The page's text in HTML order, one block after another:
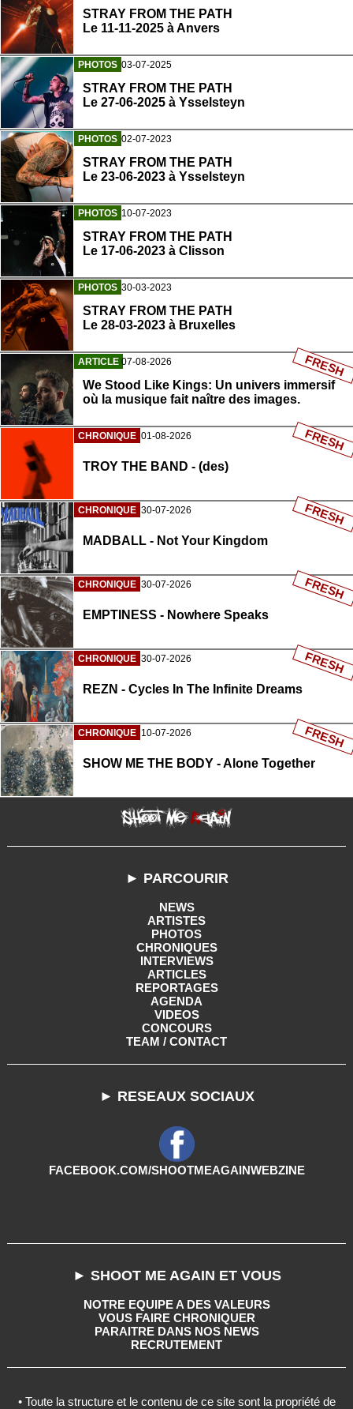
STRAY FROM THE PATH
Le 11-11-2025 à Anvers
PHOTOS 03-07-2025
STRAY FROM THE PATH
Le 27-06-2025 à Ysselsteyn
PHOTOS 02-07-2023
STRAY FROM THE PATH
Le 23-06-2023 à Ysselsteyn
PHOTOS 10-07-2023
STRAY FROM THE PATH
Le 17-06-2023 à Clisson
PHOTOS 30-03-2023
STRAY FROM THE PATH
Le 28-03-2023 à Bruxelles
ARTICLE 07-08-2026
We Stood Like Kings: Un univers immersif
où la musique fait naître des images.
FRESH
CHRONIQUE 01-08-2026
TROY THE BAND - (des)
FRESH
CHRONIQUE 30-07-2026
MADBALL - Not Your Kingdom
FRESH
CHRONIQUE 30-07-2026
EMPTINESS - Nowhere Speaks
FRESH
CHRONIQUE 30-07-2026
REZN - Cycles In The Infinite Dreams
FRESH
CHRONIQUE 10-07-2026
SHOW ME THE BODY - Alone Together
FRESH
► PARCOURIR
NEWS
ARTISTES
PHOTOS
CHRONIQUES
INTERVIEWS
ARTICLES
REPORTAGES
AGENDA
VIDEOS
CONCOURS
TEAM / CONTACT
► RESEAUX SOCIAUX
FACEBOOK.COM/SHOOTMEAGAINWEBZINE
► SHOOT ME AGAIN ET VOUS
NOTRE EQUIPE A DES VALEURS
VOUS FAIRE CHRONIQUER
PARAITRE DANS NOS NEWS
RECRUTEMENT
• Toute la structure et le contenu de ce site sont la propriété de